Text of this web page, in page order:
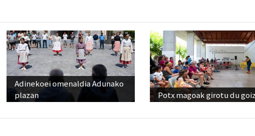
Adinekoei omenaldia Adunako
plazan
Potx magoak girotu du